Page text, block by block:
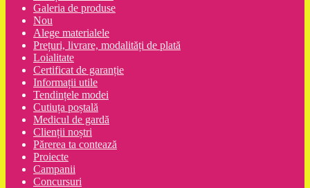
Galeria de produse
Nou
Alege materialele
Prețuri, livrare, modalități de plată
Loialitate
Certificat de garanție
Informații utile
Tendințele modei
Cutiuța poștală
Medicul de gardă
Clienții noștri
Părerea ta contează
Proiecte
Campanii
Concursuri